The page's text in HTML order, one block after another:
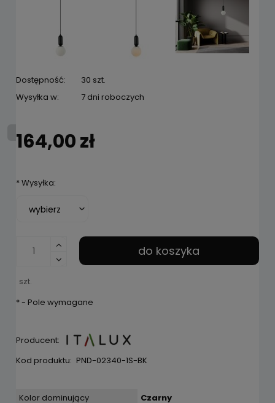
Dostępność:
30 szt.
Wysyłka w:
7 dni roboczych
164,00 zł
*Wysyłka:
szt.
do koszyka
*- Pole wymagane
Producent:
Kod produktu: PND-02340-1S-BK
Kolor dominujący
Czarny